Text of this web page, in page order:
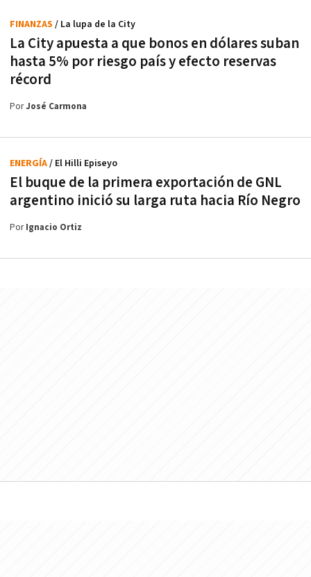
La City apuesta a que bonos en dólares suban
hasta 5% por riesgo país y efecto reservas
récord
FINANZAS / La lupa de la City
PorJosé Carmona
El buque de la primera exportación de GNL
argentino inició su larga ruta hacia Río Negro
ENERGÍA/ El Hilli Episeyo
PorIgnacio Ortiz